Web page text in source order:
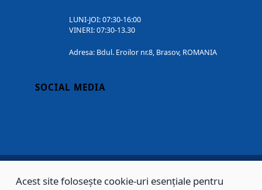
LUNI-JOI: 07:30-16:00
VINERI: 07:30-13.30
Adresa: Bdul. Eroilor nr.8, Brasov, ROMANIA
SOCIAL MEDIA
Acest site folosește cookie-uri esențiale pentru